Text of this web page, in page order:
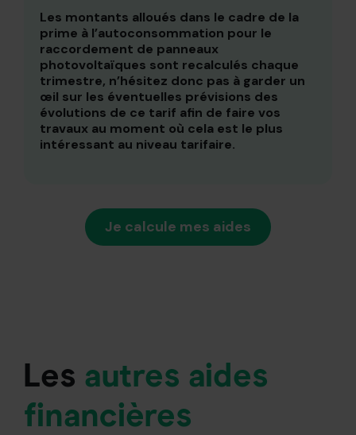
Les montants alloués dans le cadre de la
prime à l’autoconsommation pour le
raccordement de panneaux
photovoltaïques sont recalculés chaque
trimestre, n’hésitez donc pas à garder un
œil sur les éventuelles prévisions des
évolutions de ce tarif afin de faire vos
travaux au moment où cela est le plus
intéressant au niveau tarifaire.
Je calcule mes aides
Les autres aides
financières